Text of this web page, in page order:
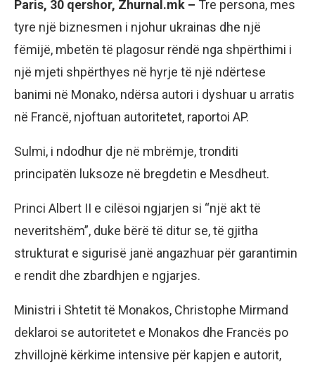
Paris, 30 qershor, Zhurnal.mk – Tre persona, mes
tyre një biznesmen i njohur ukrainas dhe një
fëmijë, mbetën të plagosur rëndë nga shpërthimi i
një mjeti shpërthyes në hyrje të një ndërtese
banimi në Monako, ndërsa autori i dyshuar u arratis
në Francë, njoftuan autoritetet, raportoi AP.
Sulmi, i ndodhur dje në mbrëmje, tronditi
principatën luksoze në bregdetin e Mesdheut.
Princi Albert II e cilësoi ngjarjen si “një akt të
neveritshëm”, duke bërë të ditur se, të gjitha
strukturat e sigurisë janë angazhuar për garantimin
e rendit dhe zbardhjen e ngjarjes.
Ministri i Shtetit të Monakos, Christophe Mirmand
deklaroi se autoritetet e Monakos dhe Francës po
zhvillojnë kërkime intensive për kapjen e autorit,